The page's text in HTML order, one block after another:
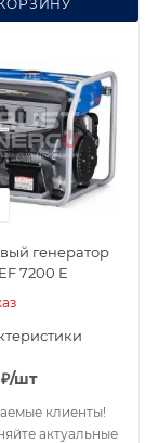
генератор
7200 E
₽/шт
клиенты!
актуальные